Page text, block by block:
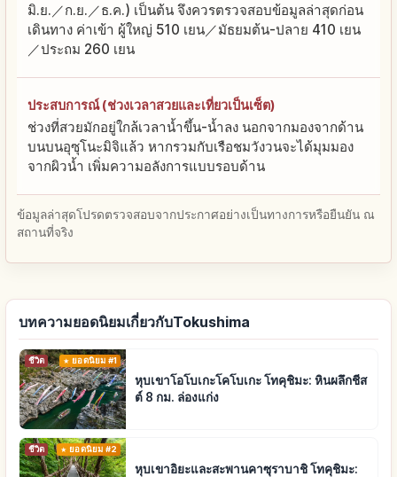
มิ.ย.／ก.ย.／ธ.ค.) เป็นต้น จึงควรตรวจสอบข้อมูลล่าสุดก่อน
เดินทาง ค่าเข้า ผู้ใหญ่ 510 เยน／มัธยมต้น-ปลาย 410 เยน
／ประถม 260 เยน
ประสบการณ์ (ช่วงเวลาสวยและเที่ยวเป็นเซ็ต)
ช่วงที่สวยมักอยู่ใกล้เวลาน้ำขึ้น-น้ำลง นอกจากมองจากด้าน
บนบนอุซุโนะมิจิแล้ว หากรวมกับเรือชมวังวนจะได้มุมมอง
จากผิวน้ำ เพิ่มความอลังการแบบรอบด้าน
ข้อมูลล่าสุดโปรดตรวจสอบจากประกาศอย่างเป็นทางการหรือยืนยัน ณ
สถานที่จริง
บทความยอดนิยมเกี่ยวกับTokushima
ชีวิต ยอดนิยม #1
หุบเขาโอโบเกะโคโบเกะ โทคุชิมะ: หินผลึกชีส
ต์ 8 กม. ล่องแก่ง
ชีวิต ยอดนิยม #2
หุบเขาอิยะและสะพานคาซุราบาชิ โทคุชิมะ: